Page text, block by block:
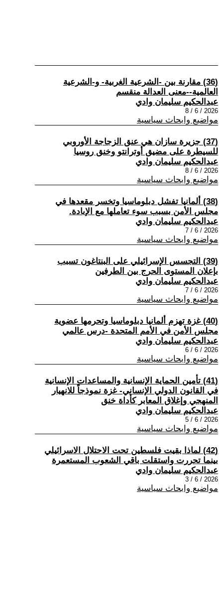
(36) مقارنة بين -الشرعية الغربية- و-الشرعية
العالمية--معنى العدالة منقسم
عبدالحكيم سليمان وادي
2026 / 6 / 8
مواضيع وابحاث سياسية
(37) جزيرة سازان هي عنق الزجاجة الأوروبي
للسيطرة على مضيق أوترانتو وخنق روسيا
عبدالحكيم سليمان وادي
2026 / 6 / 8
مواضيع وابحاث سياسية
(38) ألمانيا تفشل دبلوماسيا وتخسر مقعدها في
مجلس الأمن بسبب سوء تعاملها مع الإبادة.
عبدالحكيم سليمان وادي
2026 / 6 / 7
مواضيع وابحاث سياسية
(39) التجسس الإسرائيلي على البنتاغون تسبب
بإعلان المستوى الحرج بين الطرفين
عبدالحكيم سليمان وادي
2026 / 6 / 7
مواضيع وابحاث سياسية
(40) غزة تهزم ألمانيا دبلوماسيا وتحرمها عضوية
مجلس الأمن في الأمم المتحدة -درس عالمي
عبدالحكيم سليمان وادي
2026 / 6 / 6
مواضيع وابحاث سياسية
(41) تأمين الحماية الإنسانية والمساعدات الإنسانية
في القانون الدولي الإنساني- غزة نموذجاً للانهيار
المنهجي وإغلاق المعابر كأداة خنق
عبدالحكيم سليمان وادي
2026 / 6 / 5
مواضيع وابحاث سياسية
(42) لماذا بقيت فلسطين تحت الاحتلال الاسرائيلي
بينما تحررت واستقلت باقي الشعوب المستعمرة
عبدالحكيم سليمان وادي
2026 / 6 / 3
مواضيع وابحاث سياسية